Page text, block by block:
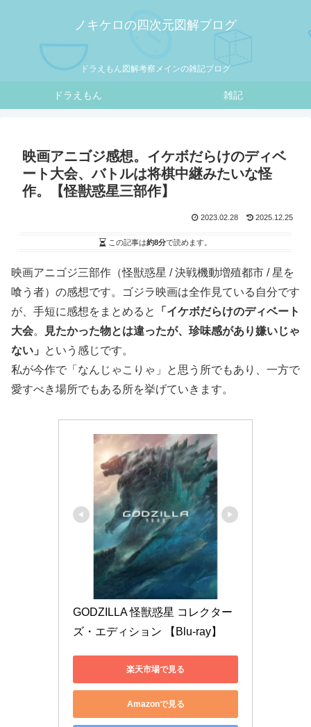
ノキケロの四次元図解ブログ
ドラえもん図解考察メインの雑記ブログ
ドラえもん 雑記
映画アニゴジ感想。イケボだらけのディベ
ート大会、バトルは将棋中継みたいな怪
作。【怪獣惑星三部作】
2023.02.28 2025.12.25
この記事は約8分で読めます。
映画アニゴジ三部作（怪獣惑星 / 決戦機動増殖都市 / 星を
喰う者）の感想です。ゴジラ映画は全作見ている自分です
が、手短に感想をまとめると
「イケボだらけのディベート
大会。
見たかった物とは違ったが、珍味感があり嫌いじゃ
ない」
という感じです。
私が今作で「なんじゃこりゃ」と思う所でもあり、一方で
愛すべき場所でもある所を挙げていきます。
GODZILLA 怪獣惑星 コレクター
ズ・エディション 【Blu-ray】
楽天市場で見る
Amazonで見る